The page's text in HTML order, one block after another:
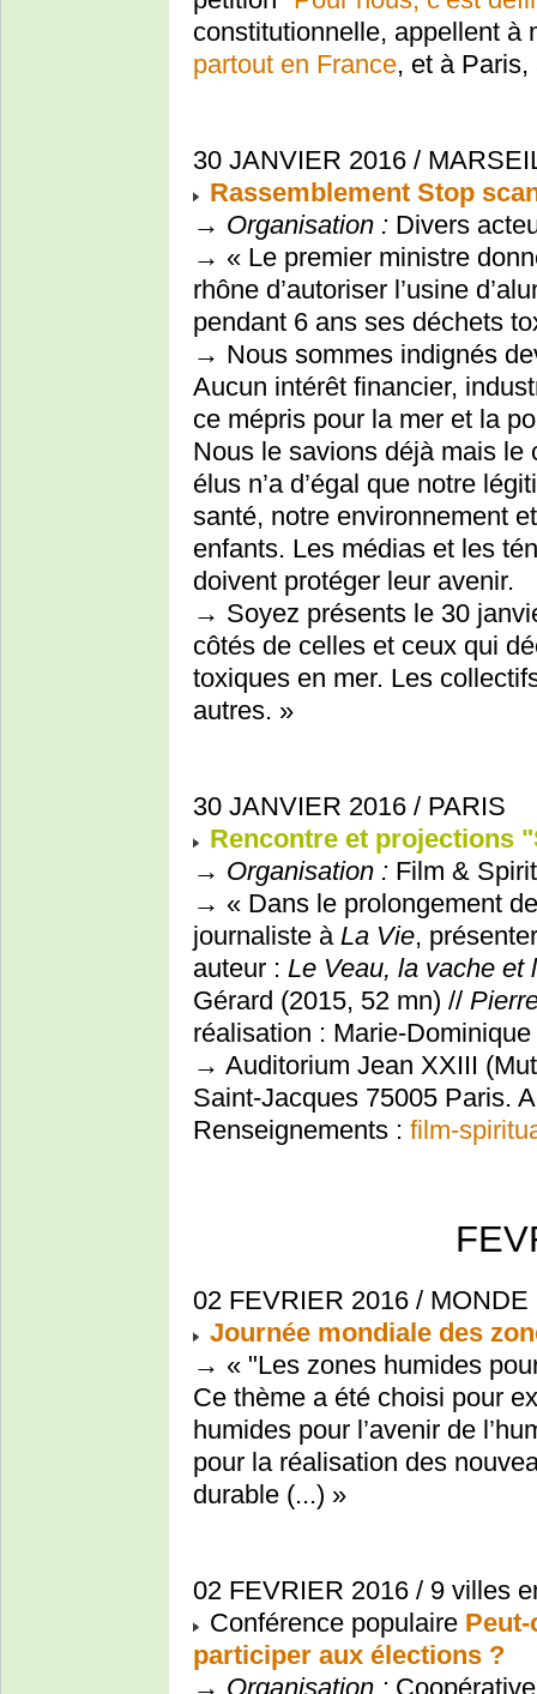
constitutionnelle, appellent à
partout en France, et à
30 JANVIER 2016 /
Rassemblement Stop
→ Organisation : Divers
→ « Le premier ministre
rhône d’autoriser l’usine
pendant 6 ans ses déchets
→ Nous sommes indignés
Aucun intérêt financier,
ce mépris pour la mer et la
Nous le savions déjà mais le
élus n’a d’égal que notre
santé, notre environnement
enfants. Les médias et les
doivent protéger leur avenir.
→ Soyez présents le 30
côtés de celles et ceux qui
toxiques en mer. Les
autres. »
30 JANVIER 2016 / PARIS
Rencontre et projections
→ Organisation : Film &
→ « Dans le prolongement
journaliste à La Vie,
auteur : Le Veau, la vache et
Gérard (2015, 52 mn) //
réalisation : Marie-
→ Auditorium Jean XXIII
Saint-Jacques 75005 Paris.
Renseignements : film-
02 FEVRIER 2016 / MONDE
Journée mondiale des
→ « "Les zones humides
Ce thème a été choisi pour
humides pour l’avenir de
pour la réalisation des
durable (...) »
02 FEVRIER 2016 / 9 villes
Conférence populaire
participer aux élections ?
→ Organisation :